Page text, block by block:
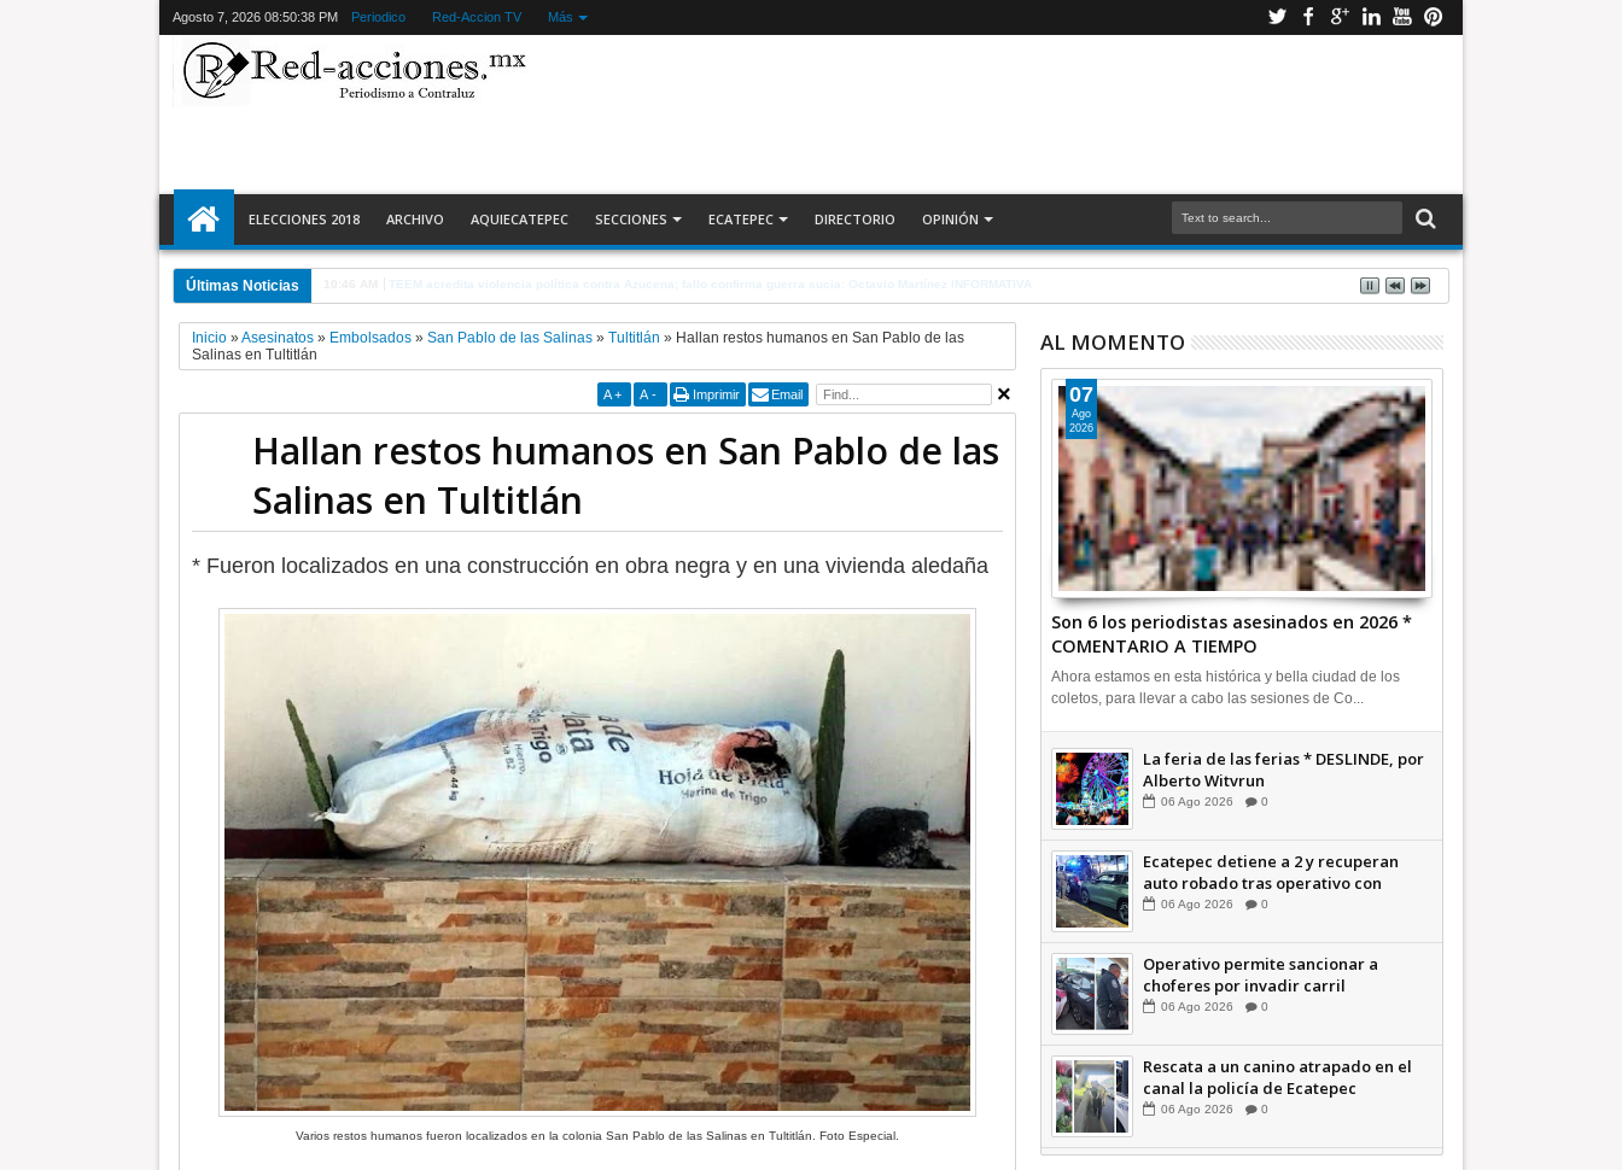
Agosto 7, 2026 08:50:40 PM Periodico Red-Accion TV Más
ELECCIONES 2018 ARCHIVO AQUIECATEPEC SECCIONES ECATEPEC DIRECTORIO OPINIÓN
Últimas Noticias
Inicio»Asesinatos» Embolsados» San Pablo de las Salinas» Tultitlán » Hallan restos humanos en San Pablo de las
Salinas en Tultitlán
A + A - Imprimir Email
Hallan restos humanos en San Pablo de las
Salinas en Tultitlán
* Fueron localizados en una construcción en obra negra y en una vivienda aledaña
Varios restos humanos fueron localizados en la colonia San Pablo de las Salinas en Tultitlán. Foto Especial.
AL MOMENTO
Son 6 los periodistas asesinados en 2026 *
COMENTARIO A TIEMPO
07
Ago
2026
Ahora estamos en esta histórica y bella ciudad de los
coletos, para llevar a cabo las sesiones de Co...
La feria de las ferias * DESLINDE, por
Alberto Witvrun
06 Ago 2026 0
Ecatepec detiene a 2 y recuperan
auto robado tras operativo con
Tecámac +Video | INFORMATIVA
06 Ago 2026 0
Operativo permite sancionar a
choferes por invadir carril
confinado: Ecatepec +Video |
06 Ago 2026 0
Rescata a un canino atrapado en el
canal la policía de Ecatepec
INFORMATIVA
06 Ago 2026 0